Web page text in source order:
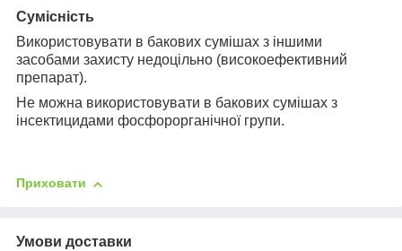
Сумісність
Використовувати в бакових сумішах з іншими
засобами захисту недоцільно (високоефективний
препарат).
Не можна використовувати в бакових сумішах з
інсектицидами фосфорорганічної групи.
Приховати
Умови доставки